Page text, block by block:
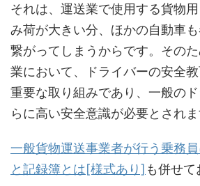
それは、運送業で使用する貨物
み荷が大きい分、ほかの自動車
繋がってしまうからです。その
業において、ドライバーの安全
重要な取り組みであり、一般の
らに高い安全意識が必要とされま
一般貨物運送事業者が行う乗務
と記録簿とは[様式あり] も併せて